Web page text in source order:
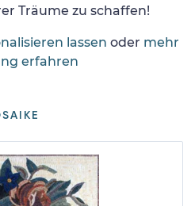
Träume zu schaffen!
lassen oder mehr
erfahren